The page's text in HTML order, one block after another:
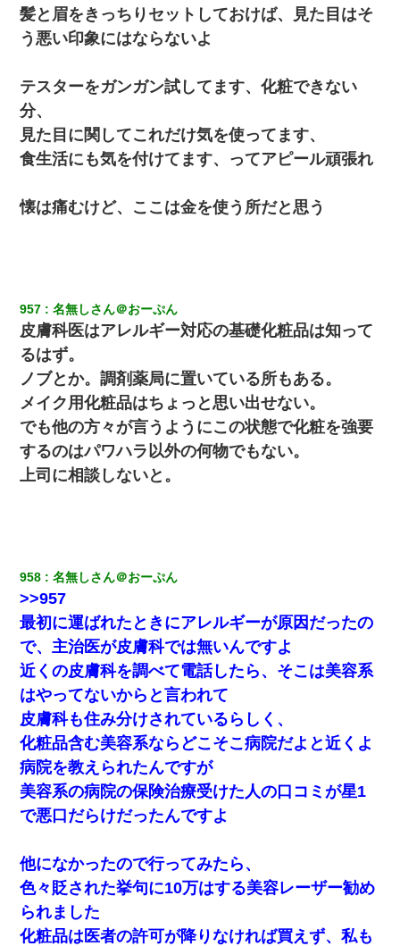
髪と眉をきっちりセットしておけば、見た目はそ
う悪い印象にはならないよ
テスターをガンガン試してます、化粧できない
分、
見た目に関してこれだけ気を使ってます、
食生活にも気を付けてます、ってアピール頑張れ
懐は痛むけど、ここは金を使う所だと思う
957 名無しさん＠おーぷん
皮膚科医はアレルギー対応の基礎化粧品は知って
るはず。
ノブとか。調剤薬局に置いている所もある。
メイク用化粧品はちょっと思い出せない。
でも他の方々が言うようにこの状態で化粧を強要
するのはパワハラ以外の何物でもない。
上司に相談しないと。
958 名無しさん＠おーぷん
>>957
最初に運ばれたときにアレルギーが原因だったの
で、主治医が皮膚科では無いんですよ
近くの皮膚科を調べて電話したら、そこは美容系
はやってないからと言われて
皮膚科も住み分けされているらしく、
化粧品含む美容系ならどこそこ病院だよと近くよ
病院を教えられたんですが
美容系の病院の保険治療受けた人の口コミが星1
で悪口だらけだったんですよ
他になかったので行ってみたら、
色々貶された挙句に10万はする美容レーザー勧め
られました
化粧品は医者の許可が降りなければ買えず、私も